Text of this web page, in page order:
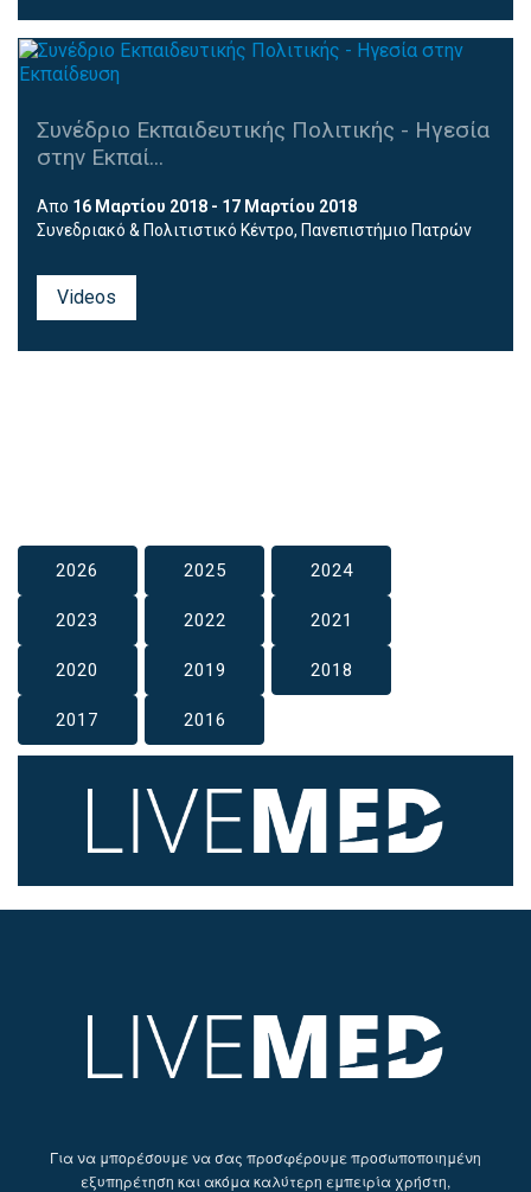
Συνέδριο Εκπαιδευτικής Πολιτικής - Ηγεσία
στην Εκπαί...
Απο 16 Μαρτίου 2018 - 17 Μαρτίου 2018
Συνεδριακό & Πολιτιστικό Κέντρο, Πανεπιστήμιο Πατρών
Videos
2026 2025 2024
2023 2022 2021
2020 2019 2018
2017 2016
Για να μπορέσουμε να σας προσφέρουμε προσωποποιημένη
εξυπηρέτηση και ακόμα καλύτερη εμπειρία χρήστη,